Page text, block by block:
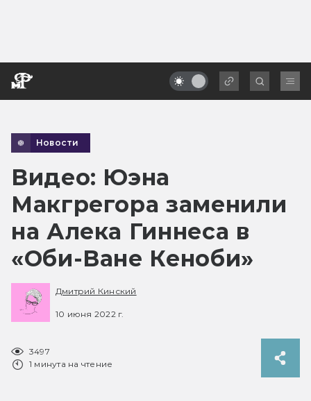
Новости
Видео: Юэна
Макгрегора заменили
на Алека Гиннеса в
«Оби-Ване Кеноби»
Дмитрий Кинский
10 июня 2022 г.
3497
1 минута на чтение